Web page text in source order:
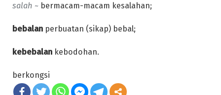
salah ~ bermacam-macam kesalahan;
bebalan perbuatan (sikap) bebal;
kebebalan kebodohan.
berkongsi